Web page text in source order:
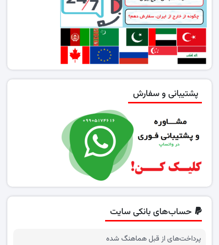
پشتیبانی و سفارش
حساب‌های بانکی سایت
پرداخت‌های از قبل هماهنگ شده